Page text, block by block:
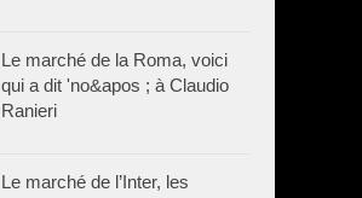
Le marché de la Roma, voici
qui a dit 'no&apos ; à Claudio
Ranieri
Le marché de l’Inter, les